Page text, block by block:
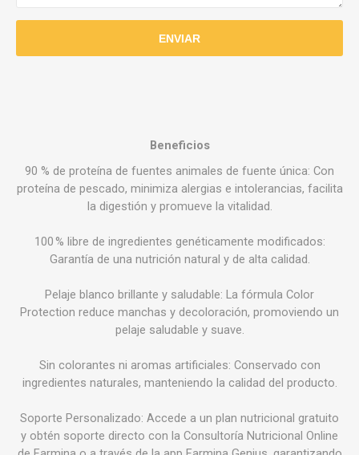
Beneficios
90 % de proteína de fuentes animales de fuente única: Con
proteína de pescado, minimiza alergias e intolerancias, facilita
la digestión y promueve la vitalidad.
100 % libre de ingredientes genéticamente modificados:
Garantía de una nutrición natural y de alta calidad.
Pelaje blanco brillante y saludable: La fórmula Color
Protection reduce manchas y decoloración, promoviendo un
pelaje saludable y suave.
Sin colorantes ni aromas artificiales: Conservado con
ingredientes naturales, manteniendo la calidad del producto.
Soporte Personalizado: Accede a un plan nutricional gratuito
y obtén soporte directo con la Consultoría Nutricional Online